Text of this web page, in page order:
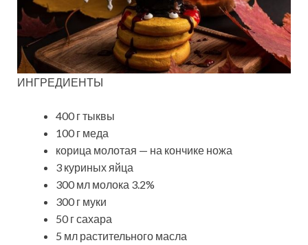
ИНГРЕДИЕНТЫ
400 г тыквы
100 г меда
корица молотая — на кончике ножа
3 куриных яйца
300 мл молока 3.2%
300 г муки
50 г сахара
5 мл растительного масла